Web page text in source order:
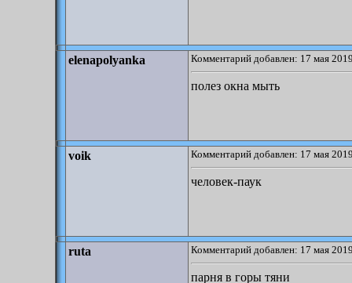
elenapolyanka Комментарий добавлен: 17 мая
полез окна мыть
voik Комментарий добавлен: 17 мая
человек-паук
ruta Комментарий добавлен: 17 мая
парня в горы тяни